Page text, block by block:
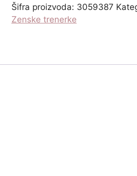
Šifra proizvoda: 3059387
Zenske trenerke